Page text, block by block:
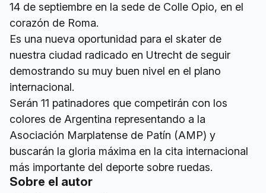
14 de septiembre en la sede de Colle Opio, en el
corazón de Roma.
Es una nueva oportunidad para el skater de
nuestra ciudad radicado en Utrecht de seguir
demostrando su muy buen nivel en el plano
internacional.
Serán 11 patinadores que competirán con los
colores de Argentina representando a la
Asociación Marplatense de Patín (AMP) y
buscarán la gloria máxima en la cita internacional
más importante del deporte sobre ruedas.
Sobre el autor